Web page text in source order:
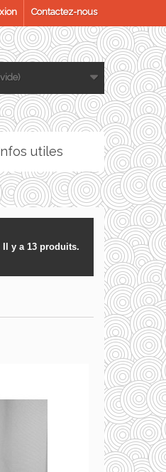
Contactez-nous
utiles
Il y a 13 produits.